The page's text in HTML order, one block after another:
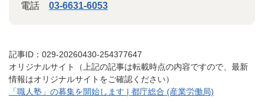
電話 03-6631-6053
記事ID：029-20260430-254377647
オリジナルサイト（上記の記事は転載時点の内容ですので、最新
情報はオリジナルサイトをご確認ください）
「職人塾」の募集を開始します | 都庁総合 (産業労働局)